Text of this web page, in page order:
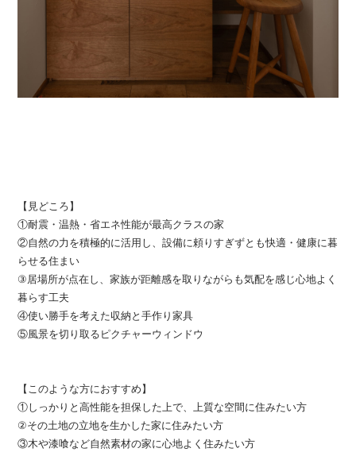
【見どころ】
①耐震・温熱・省エネ性能が最高クラスの家
②自然の力を積極的に活用し、設備に頼りすぎずとも快適・健康に暮
らせる住まい
③居場所が点在し、家族が距離感を取りながらも気配を感じ心地よく
暮らす工夫
④使い勝手を考えた収納と手作り家具
⑤風景を切り取るピクチャーウィンドウ
【このような方におすすめ】
①しっかりと高性能を担保した上で、上質な空間に住みたい方
②その土地の立地を生かした家に住みたい方
③木や漆喰など自然素材の家に心地よく住みたい方